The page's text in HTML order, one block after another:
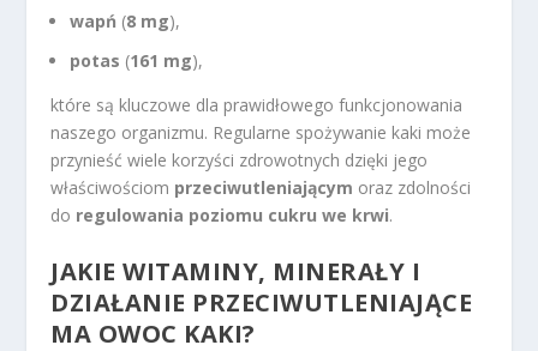
wapń (8 mg),
potas (161 mg),
które są kluczowe dla prawidłowego funkcjonowania
naszego organizmu. Regularne spożywanie kaki może
przynieść wiele korzyści zdrowotnych dzięki jego
właściwościom przeciwutleniającym oraz zdolności
do regulowania poziomu cukru we krwi.
JAKIE WITAMINY, MINERAŁY I
DZIAŁANIE PRZECIWUTLENIAJĄCE
MA OWOC KAKI?